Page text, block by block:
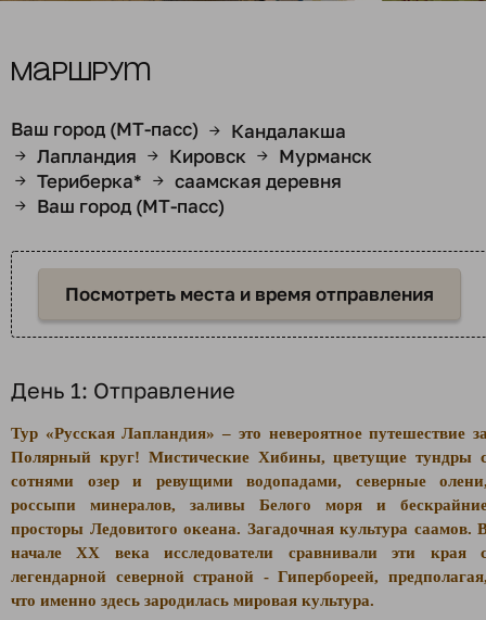
Маршрут
Ваш город (МТ-пасс) → Кандалакша
→ Лапландия → Кировск → Мурманск
→ Териберка* → саамская деревня
→ Ваш город (МТ-пасс)
Посмотреть места и время отправления
День 1: Отправление
Тур «Русская Лапландия» – это невероятное путешествие
Полярный круг! Мистические Хибины, цветущие тундры
сотнями озер и ревущими водопадами, северные
россыпи минералов, заливы Белого моря и
просторы Ледовитого океана. Загадочная культура саамов.
начале XX века исследователи сравнивали эти края
легендарной северной страной - Гипербореей,
что именно здесь зародилась мировая культура.